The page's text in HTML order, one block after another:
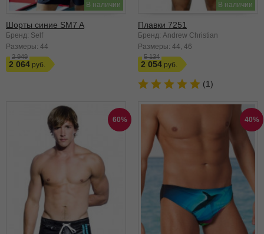
В наличии
Шорты синие SM7 A
Бренд: Self
Размеры: 44
2 949
2 064
В наличии
Плавки 7251
Бренд: Andrew Christian
Размеры: 44 46
5 134
2 054
(1)
60% 40%